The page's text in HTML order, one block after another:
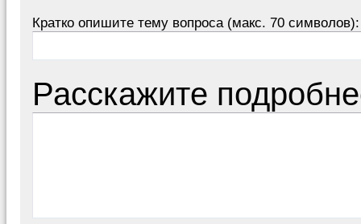
Кратко опишите тему вопроса (макс. 70 символов):
Расскажите